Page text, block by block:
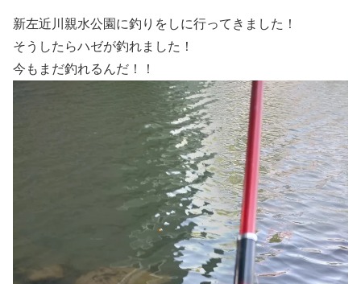
新左近川親水公園に釣りをしに行ってきました！
そうしたらハゼが釣れました！
今もまだ釣れるんだ！！